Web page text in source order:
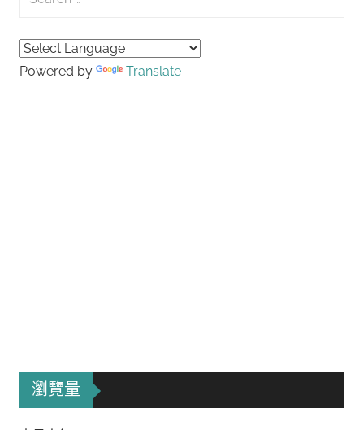
Powered by Translate
瀏覽量